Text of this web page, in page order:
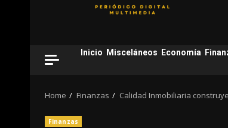
Inicio Misceláneos Economía
Home Finanzas Calidad Inmobiliaria
Finanzas